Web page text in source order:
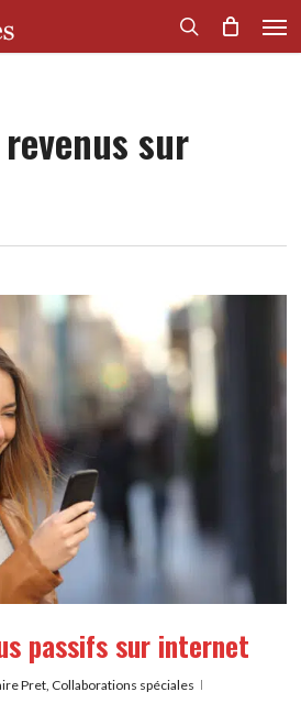
search
sur
passifs sur internet
Pret Collaborations spéciales